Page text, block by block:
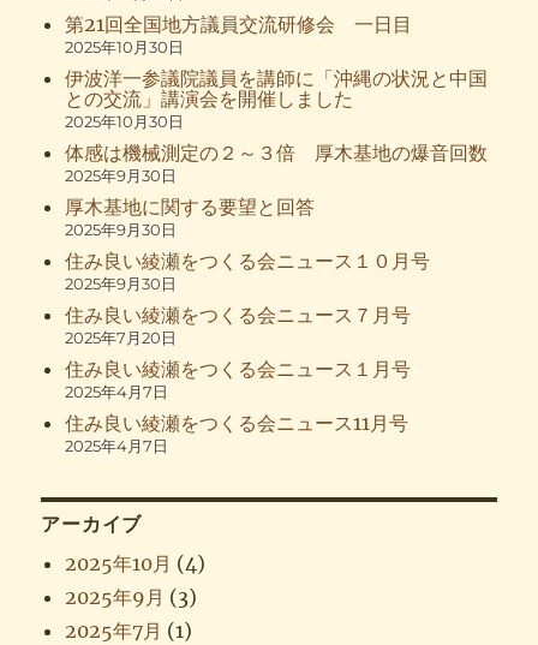
第21回全国地方議員交流研修会 一日目
2025年10月30日
伊波洋一参議院議員を講師に「沖縄の状況と中国
との交流」講演会を開催しました
2025年10月30日
体感は機械測定の２～３倍 厚木基地の爆音回数
2025年9月30日
厚木基地に関する要望と回答
2025年9月30日
住み良い綾瀬をつくる会ニュース１０月号
2025年9月30日
住み良い綾瀬をつくる会ニュース７月号
2025年7月20日
住み良い綾瀬をつくる会ニュース１月号
2025年4月7日
住み良い綾瀬をつくる会ニュース11月号
2025年4月7日
アーカイブ
2025年10月 (4)
2025年9月 (3)
2025年7月 (1)